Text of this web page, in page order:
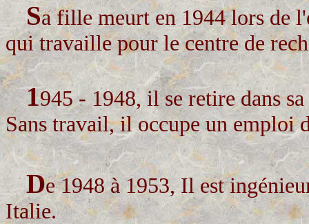
Sa fille meurt en 1944 lors de
qui travaille pour le centre de
1945 - 1948, il se retire dans
Sans travail, il occupe un emploi
De 1948 à 1953, Il est
Italie.